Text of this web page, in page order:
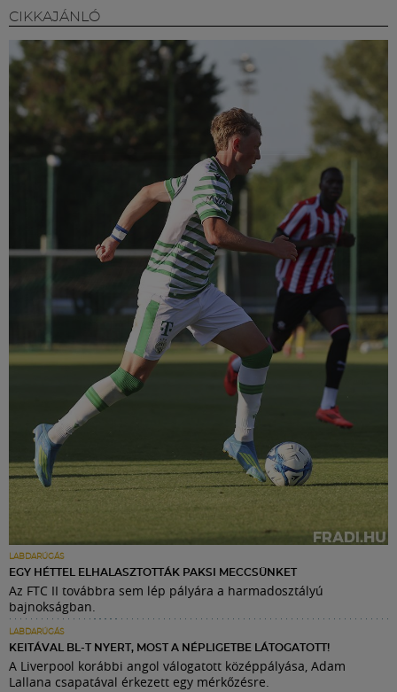
CIKKAJÁNLÓ
LABDARÚGÁS
EGY HÉTTEL ELHALASZTOTTÁK PAKSI MECCSÜNKET
Az FTC II továbbra sem lép pályára a harmadosztályú
bajnokságban.
LABDARÚGÁS
KEITÁVAL BL-T NYERT, MOST A NÉPLIGETBE LÁTOGATOTT!
A Liverpool korábbi angol válogatott középpályása, Adam
Lallana csapatával érkezett egy mérkőzésre.